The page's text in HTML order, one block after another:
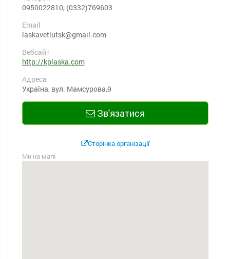
0950022810, (0332)769603
Email
laskavetlutsk@gmail.com
Вебсайт
http://kplaska.com
Адреса
Україна, вул. Мамсурова,9
Зв'язатися
Сторінка організації
Ми на мапі